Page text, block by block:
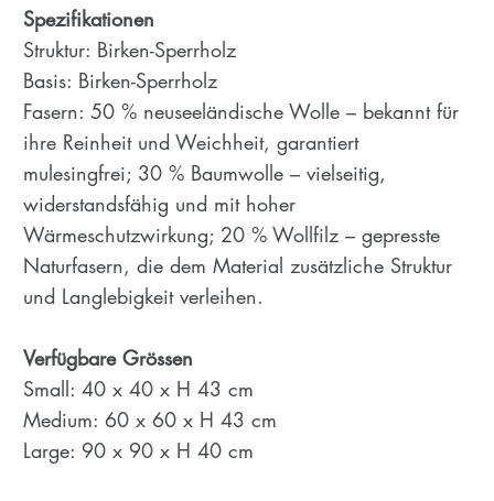
Spezifikationen
Struktur: Birken-Sperrholz
Basis: Birken-Sperrholz
Fasern: 50 % neuseeländische Wolle – bekannt für
ihre Reinheit und Weichheit, garantiert
mulesingfrei; 30 % Baumwolle – vielseitig,
widerstandsfähig und mit hoher
Wärmeschutzwirkung; 20 % Wollfilz – gepresste
Naturfasern, die dem Material zusätzliche Struktur
und Langlebigkeit verleihen.
Verfügbare Grössen
Small: 40 x 40 x H 43 cm
Medium: 60 x 60 x H 43 cm
Large: 90 x 90 x H 40 cm